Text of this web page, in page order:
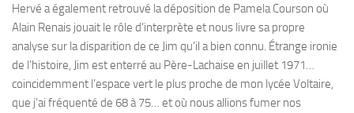
Hervé a également retrouvé la déposition de Pamela Courson où
Alain Renais jouait le rôle d’interprète et nous livre sa propre
analyse sur la disparition de ce Jim qu’il a bien connu. Étrange ironie
de l’histoire, Jim est enterré au Père-Lachaise en juillet 1971…
coincidemment l’espace vert le plus proche de mon lycée Voltaire,
que j’ai fréquenté de 68 à 75… et où nous allions fumer nos